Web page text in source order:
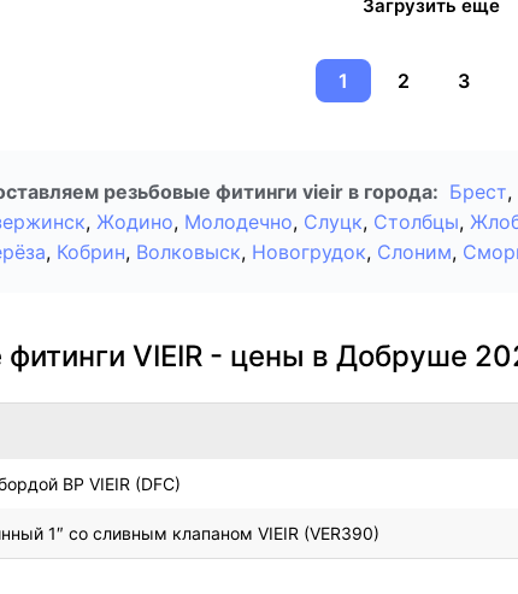
Загрузить еще
1 2 3
резьбовые фитинги vieir в города: Брест,
, Жодино, Молодечно, Слуцк, Столбцы,
, Кобрин, Волковыск, Новогрудок, Слоним,
фитинги VIEIR - цены в Добруше
ВР VIEIR (DFC)
1″ со сливным клапаном VIEIR (VER390)